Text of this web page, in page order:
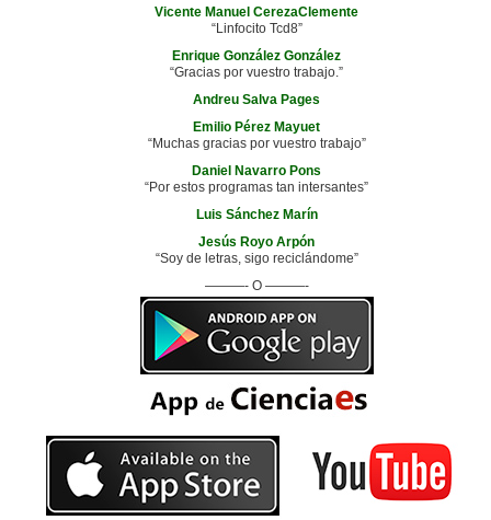
Vicente Manuel CerezaClemente
“Linfocito Tcd8”
Enrique González González
“Gracias por vuestro trabajo.”
Andreu Salva Pages
Emilio Pérez Mayuet
“Muchas gracias por vuestro trabajo”
Daniel Navarro Pons
“Por estos programas tan intersantes”
Luis Sánchez Marín
Jesús Royo Arpón
“Soy de letras, sigo reciclándome”
———- O ———-